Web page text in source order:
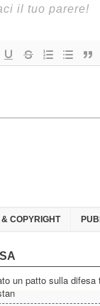
COPYRIGHT
un patto sulla